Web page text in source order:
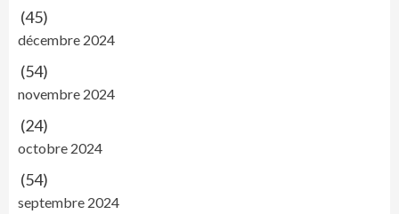
(45)
décembre 2024
(54)
novembre 2024
(24)
octobre 2024
(54)
septembre 2024